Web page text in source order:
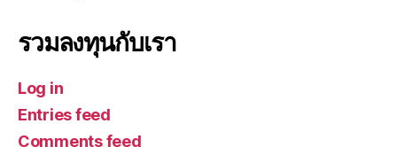
รวมลงทุนกับเรา
Log in
Entries feed
Comments feed